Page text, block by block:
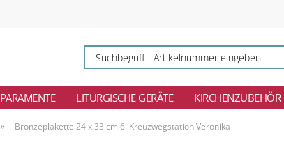
PARAMENTE LITURGISCHE GERÄTE KIRCHENZUBEHÖR
» Bronzeplakette 24 x 33 cm 6. Kreuzwegstation Veronika